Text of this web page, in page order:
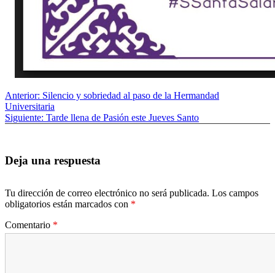
Navegación
de
Anterior: Entrada
anterior:
Silencio y sobriedad al paso de la Hermandad
Universitaria
Siguiente: Siguiente
Tarde llena de Pasión este Jueves Santo
Deja una respuesta
Tu dirección de correo electrónico no será publicada. Los campos
obligatorios están marcados con *
Comentario *